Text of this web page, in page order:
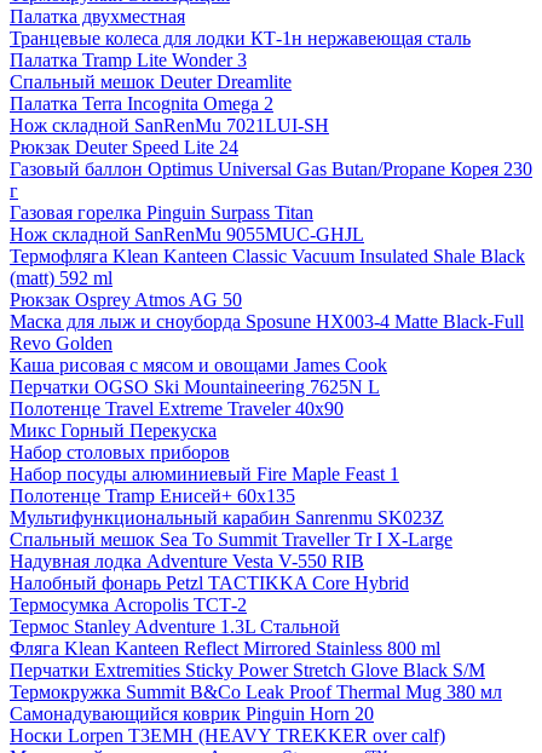
Палатка двухместная
Транцевые колеса для лодки КТ-1н нержавеющая сталь
Палатка Tramp Lite Wonder 3
Спальный мешок Deuter Dreamlite
Палатка Terra Incognita Omega 2
Нож складной SanRenMu 7021LUI-SH
Рюкзак Deuter Speed Lite 24
Газовый баллон Optimus Universal Gas Butan/Propane Корея 230
г
Газовая горелка Pinguin Surpass Titan
Нож складной SanRenMu 9055MUC-GHJL
Термофляга Klean Kanteen Classic Vacuum Insulated Shale Black
(matt) 592 ml
Рюкзак Osprey Atmos AG 50
Маска для лыж и сноуборда Sposune HX003-4 Matte Black-Full
Revo Golden
Каша рисовая с мясом и овощами James Cook
Перчатки OGSO Ski Mountaineering 7625N L
Полотенце Travel Extreme Traveler 40x90
Микс Горный Перекуска
Набор столовых приборов
Набор посуды алюминиевый Fire Maple Feast 1
Полотенце Tramp Енисей+ 60x135
Мультифункциональный карабин Sanrenmu SK023Z
Спальный мешок Sea To Summit Traveller Tr I X-Large
Надувная лодка Adventure Vesta V-550 RIB
Налобный фонарь Petzl TACTIKKA Core Hybrid
Термосумка Acropolis ТСТ-2
Термос Stanley Adventure 1.3L Стальной
Фляга Klean Kanteen Reflect Mirrored Stainless 800 ml
Перчатки Extremities Sticky Power Stretch Glove Black S/M
Термокружка Summit B&Co Leak Proof Thermal Mug 380 мл
Самонадувающийся коврик Pinguin Horn 20
Носки Lorpen T3EMH (HEAVY TREKKER over calf)